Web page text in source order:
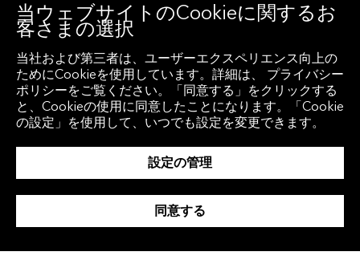
ヨーロッパ
+44 20 7330 7500
アジア
+65 6212 1000
ス
グローバル
中国
当ウェブサイトのCookieに関するお
客さまの選択
当社および第三者は、ユーザーエクスペリエンス向上の
ためにCookieを使用しています。詳細は、 プライバシー
ポリシーをご覧ください。「同意する」をクリックする
と、Cookieの使用に同意したことになります。「Cookie
の設定」を使用して、いつでも設定を変更できます。
設定の管理
同意する